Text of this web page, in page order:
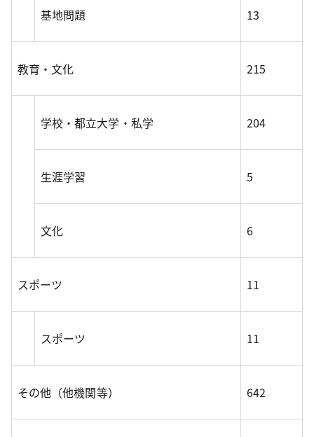
基地問題 13
教育・文化 215
学校・都立大学・私学 204
生涯学習 5
文化 6
スポーツ 11
スポーツ 11
その他（他機関等） 642